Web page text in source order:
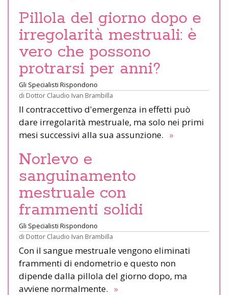
Pillola del giorno dopo e
irregolarità mestruali: è
vero che possono
protrarsi per anni?
Gli Specialisti Rispondono
di Dottor Claudio Ivan Brambilla
Il contraccettivo d'emergenza in effetti può
dare irregolarità mestruale, ma solo nei primi
mesi successivi alla sua assunzione. »
Norlevo e
sanguinamento
mestruale con
frammenti solidi
Gli Specialisti Rispondono
di Dottor Claudio Ivan Brambilla
Con il sangue mestruale vengono eliminati
frammenti di endometrio e questo non
dipende dalla pillola del giorno dopo, ma
avviene normalmente. »